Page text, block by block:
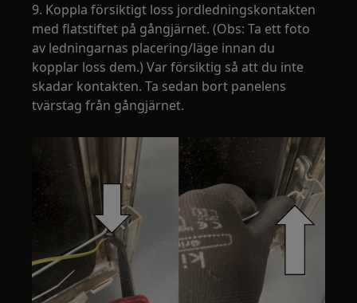
9. Koppla försiktigt loss jordledningskontakten
med flatstiftet på gångjärnet. (Obs: Ta ett foto
av ledningarnas placering/läge innan du
kopplar loss dem.) Var försiktig så att du inte
skadar kontakten. Ta sedan bort panelens
tvärstag från gångjärnet.